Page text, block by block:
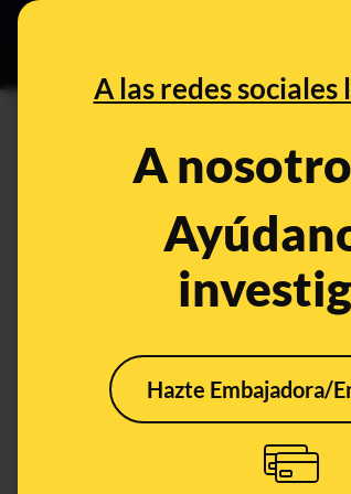
A las redes sociales
A
Hazte Embajadora/
COVID19